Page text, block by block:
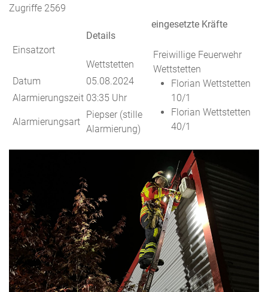
Zugriffe 2569
Einsatzort
Details
Wettstetten
Datum
05.08.2024
Alarmierungszeit 03:35 Uhr
Alarmierungsart
Piepser (stille
Alarmierung)
eingesetzte Kräfte
Freiwillige Feuerwehr
Wettstetten
Florian Wettstetten
10/1
Florian Wettstetten
40/1